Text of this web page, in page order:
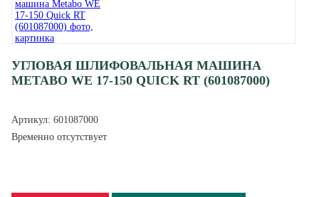
УГЛОВАЯ ШЛИФОВАЛЬНАЯ МАШИНА
METABO WE 17-150 QUICK RT (601087000)
Артикул: 601087000
Временно отсутствует